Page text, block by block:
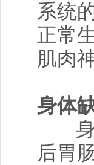
系统
正常
肌肉
身体
后胃